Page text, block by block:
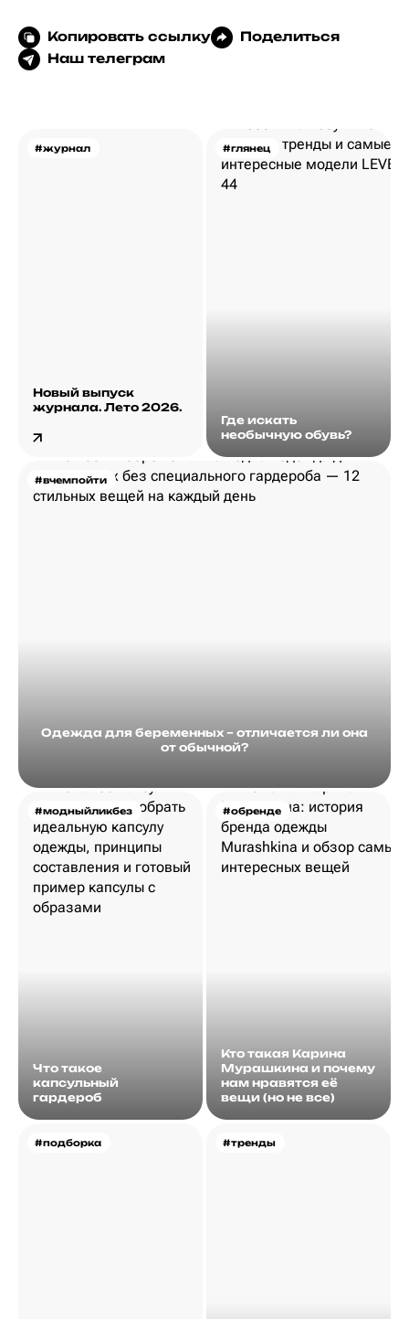
Копировать ссылку
Поделиться
Наш телеграм
#журнал
Новый выпуск
журнала. Лето 2026.
#глянец
Где искать
необычную обувь?
#вчемпойти
Одежда для беременных – отличается ли она
от обычной?
#модныйликбез
Что такое
капсульный
гардероб
#обренде
Кто такая Карина
Мурашкина и почему
нам нравятся её
вещи (но не все)
#подборка #тренды